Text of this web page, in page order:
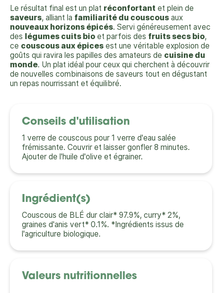
Le résultat final est un plat réconfortant et plein de
saveurs, alliant la familiarité du couscous aux
nouveaux horizons épicés. Servi généreusement avec
des légumes cuits bio et parfois des fruits secs bio,
ce couscous aux épices est une véritable explosion de
goûts qui ravira les papilles des amateurs de cuisine du
monde. Un plat idéal pour ceux qui cherchent à découvrir
de nouvelles combinaisons de saveurs tout en dégustant
un repas nourrissant et équilibré.
Conseils d'utilisation
1 verre de couscous pour 1 verre d'eau salée
frémissante. Couvrir et laisser gonfler 8 minutes.
Ajouter de l'huile d'olive et égrainer.
Ingrédient(s)
Couscous de BLÉ dur clair* 97.9%, curry* 2%,
graines d'anis vert* 0.1%. *Ingrédients issus de
l'agriculture biologique.
Valeurs nutritionnelles